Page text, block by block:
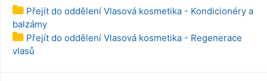
Přejít do oddělení Vlasová kosmetika - Kondicionéry a
balzámy
Přejít do oddělení Vlasová kosmetika - Regenerace
vlasů